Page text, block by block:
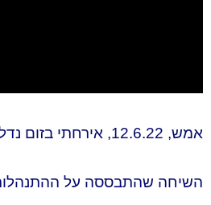
אמש, 12.6.22, אירחתי בזום נדל"ן 102 את עדי מור הרשי.
השיחה שהתבססה על ההתנהלות